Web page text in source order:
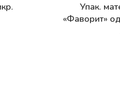
Упак.
«Фаворит»